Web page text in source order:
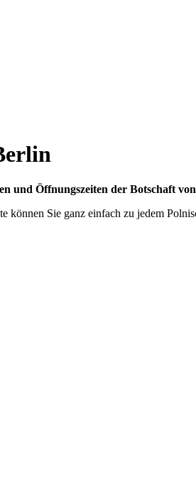
und Öffnungszeiten der Botschaft
Sie ganz einfach zu jedem